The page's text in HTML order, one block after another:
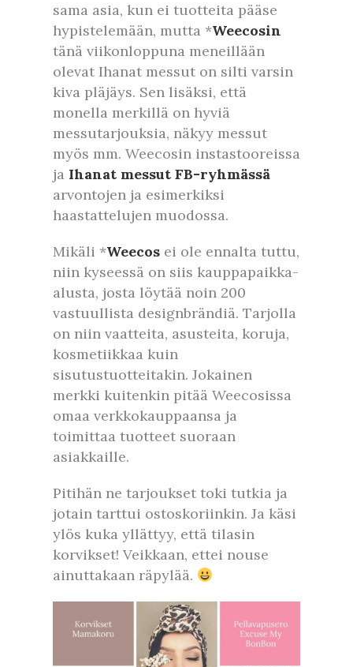
sama asia, kun ei tuotteita pääse
hypistelemään, mutta *Weecosin
tänä viikonloppuna meneillään
olevat Ihanat messut on silti varsin
kiva pläjäys. Sen lisäksi, että
monella merkillä on hyviä
messutarjouksia, näkyy messut
myös mm. Weecosin instastooreissa
ja Ihanat messut FB-ryhmässä
arvontojen ja esimerkiksi
haastattelujen muodossa.
Mikäli *Weecos ei ole ennalta tuttu,
niin kyseessä on siis kauppapaikka-
alusta, josta löytää noin 200
vastuullista designbrändiä. Tarjolla
on niin vaatteita, asusteita, koruja,
kosmetiikkaa kuin
sisutustuotteitakin. Jokainen
merkki kuitenkin pitää Weecosissa
omaa verkkokauppaansa ja
toimittaa tuotteet suoraan
asiakkaille.
Pitihän ne tarjoukset toki tutkia ja
jotain tarttui ostoskoriinkin. Ja käsi
ylös kuka yllättyy, että tilasin
korvikset! Veikkaan, ettei nouse
ainuttakaan räpylää.